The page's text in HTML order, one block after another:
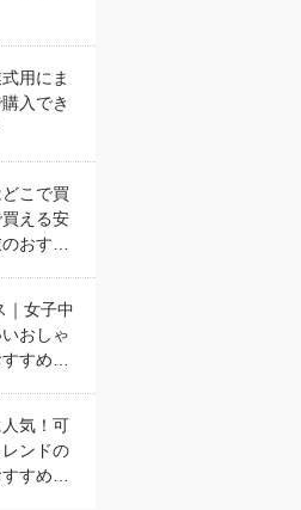
用にま
入でき
こで買
える安
おすす
｜女子中
おしゃ
すめ
気！可
ンドの
すめ